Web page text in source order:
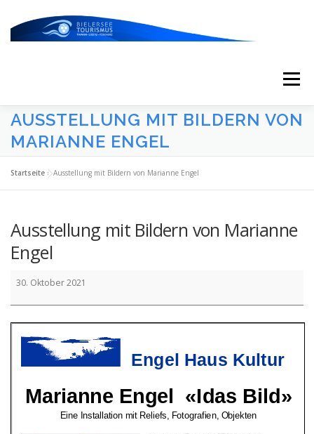
Menü
ESSEN/TRINKEN/SCHLAFEN UNTERWEGS
AUSSTELLUNG MIT BILDERN VON
MARIANNE ENGEL
Startseite »Ausstellung mit Bildern von Marianne Engel
Ausstellung mit Bildern von Marianne
Engel
Ausstellung
Bildern
Engel
30. Oktober 2021